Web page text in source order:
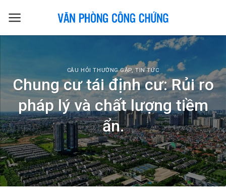
CÂU HỎI THƯỜNG GẶP,TIN TỨC
Chung cư tái định cư: Rủi ro
pháp lý và chất lượng tiềm
ẩn.